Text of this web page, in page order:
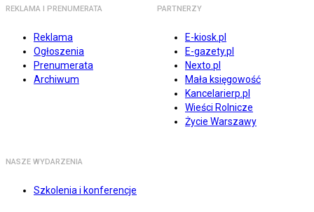
REKLAMA I PRENUMERATA
Reklama
Ogłoszenia
Prenumerata
Archiwum
PARTNERZY
E-kiosk.pl
E-gazety.pl
Nexto.pl
Mała księgowość
Kancelarierp.pl
Wieści Rolnicze
Życie Warszawy
NASZE WYDARZENIA
Szkolenia i konferencje